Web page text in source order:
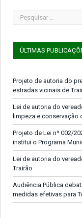
ÚLTIMAS
Projeto de autoria do
estradas vicinais de
Lei de autoria do
limpeza e conservação
Projeto de Lei nº 002/
institui o Programa
Lei de autoria do
Trairão
Audiência Pública
medidas efetivas para